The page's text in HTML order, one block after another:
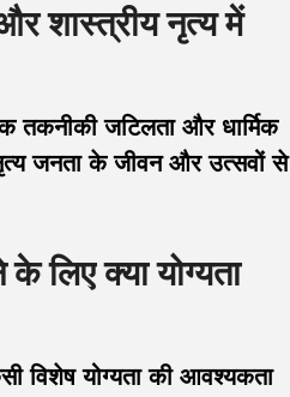
शास्त्रीय नृत्य में
तकनीकी जटिलता और धार्मिक
जनता के जीवन और उत्सवों से
लिए क्या योग्यता
विशेष योग्यता की आवश्यकता